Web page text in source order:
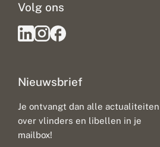
Nieuwsbrief
Je ontvangt dan alle actualiteiten
over vlinders en libellen in je
mailbox!
Volg ons